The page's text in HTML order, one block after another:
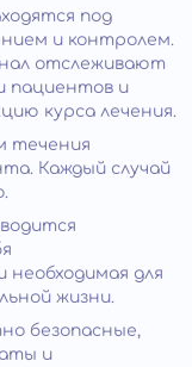
под
и контролем.
отслеживают
пациентов и
курса лечения.
течения
Каждый случай
необходимая для
жизни.
безопасные,
и